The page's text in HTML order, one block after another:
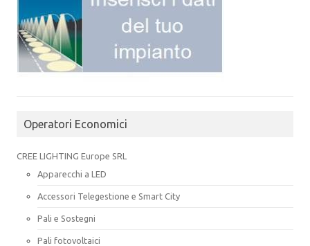
Operatori Economici
CREE LIGHTING Europe SRL
Apparecchi a LED
Accessori Telegestione e Smart City
Pali e Sostegni
Pali fotovoltaici